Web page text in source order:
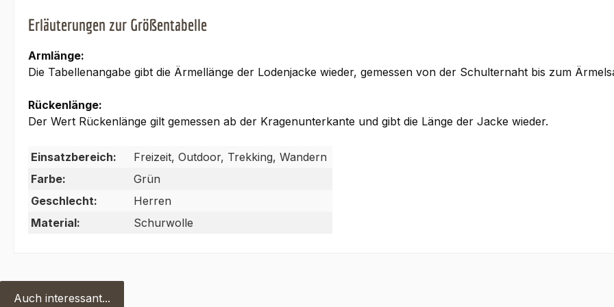
Erläuterungen zur Größentabelle
Armlänge:
Die Tabellenangabe gibt die Ärmellänge der Lodenjacke wieder, gemessen von der Schulternaht bis zum
Rückenlänge:
Der Wert Rückenlänge gilt gemessen ab der Kragenunterkante und gibt die Länge der Jacke wieder.
Einsatzbereich:
Freizeit, Outdoor, Trekking, Wandern
Farbe:
Grün
Geschlecht:
Herren
Material:
Schurwolle
Auch interessant...